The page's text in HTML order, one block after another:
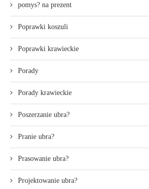
pomys? na prezent
Poprawki koszuli
Poprawki krawieckie
Porady
Porady krawieckie
Poszerzanie ubra?
Pranie ubra?
Prasowanie ubra?
Projektowanie ubra?